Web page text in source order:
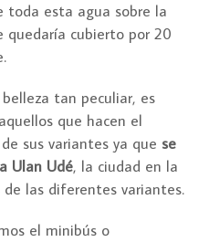
esta agua sobre la
quedaría cubierto por 20
tan peculiar, es
que hacen el
sus variantes ya que se
Ulan Udé, la ciudad en la
las diferentes variantes.
el minibús o